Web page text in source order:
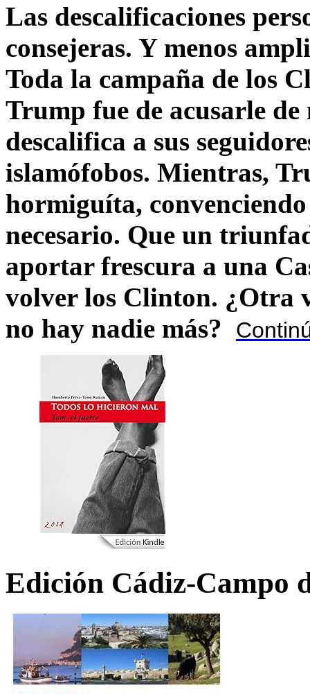
Las descalificaciones
consejeras. Y menos
Toda la campaña de los
Trump fue de acusarle
descalifica a sus
islamófobos. Mientras,
hormiguíta,
necesario. Que un
aportar frescura a una
volver los Clinton. ¿Otra
no hay nadie más?
Edición Cádiz-Campo